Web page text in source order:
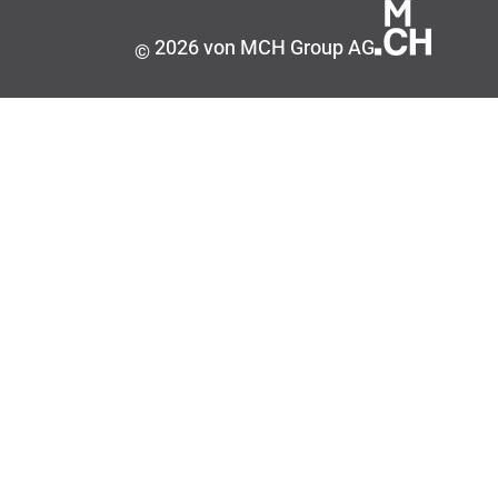
©2026 von MCH Group AG